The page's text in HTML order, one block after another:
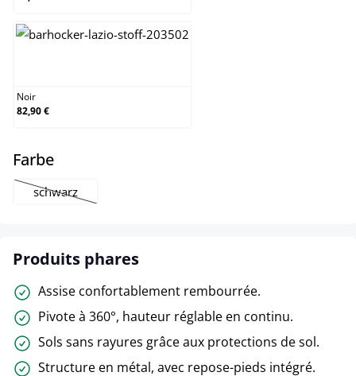
Noir
82,90 €
Farbeselect
schwarz
(Cette option n'est pas disponible pour le moment.)
Produits phares
Assise confortablement rembourrée.
Pivote à 360°, hauteur réglable en continu.
Sols sans rayures grâce aux protections de sol.
Structure en métal, avec repose-pieds intégré.